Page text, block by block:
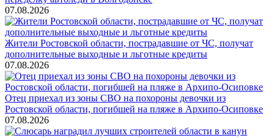
07.08.2026
Жители Ростовской области, пострадавшие от ЧС, получат
дополнительные выходные и льготные кредиты
07.08.2026
Отец приехал из зоны СВО на похороны девочки из
Ростовской области, погибшей на пляже в Архипо-Осиповке
07.08.2026